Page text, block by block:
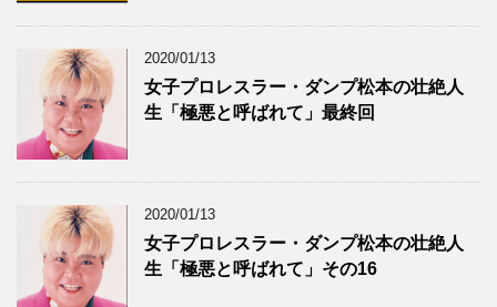
2020/01/13
女子プロレスラー・ダンプ松本の壮絶人
生「極悪と呼ばれて」最終回
2020/01/13
女子プロレスラー・ダンプ松本の壮絶人
生「極悪と呼ばれて」その16